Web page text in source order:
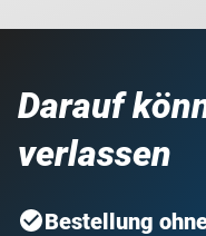
Darauf
verlassen
Bestellung